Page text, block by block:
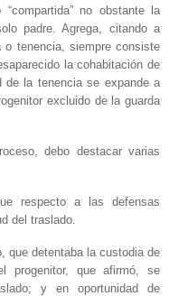
no obstante la
padre. Agrega, citando a
o tenencia, siempre consiste
la cohabitación de
de la tenencia se expande a
excluido de la guarda
debo destacar varias
respecto a las defensas
del traslado.
que detentaba la custodia de
progenitor, que afirmó, se
y en oportunidad de